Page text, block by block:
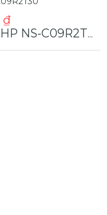
₫
Máy Lạnh Nagakawa 1.0 HP NS-C09R2T30